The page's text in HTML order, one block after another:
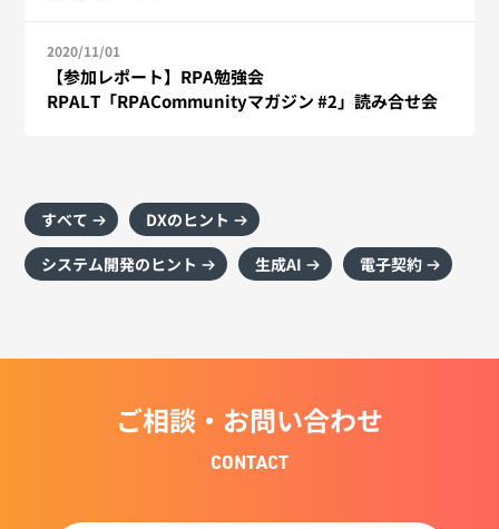
2020/11/01
【参加レポート】RPA勉強会
RPALT「RPACommunityマガジン #2」読み合せ会
すべて
DXのヒント
システム開発のヒント
生成AI 電子契約
ご相談・お問い合わせ
CONTACT